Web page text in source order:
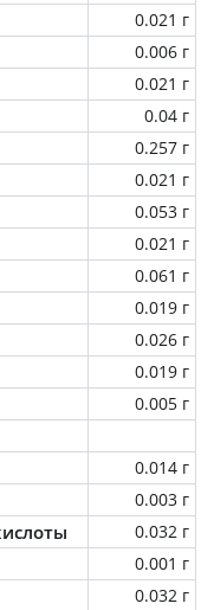
0.021 г
0.006 г
0.021 г
0.04 г
0.257 г
0.021 г
0.053 г
0.021 г
0.061 г
0.019 г
0.026 г
0.019 г
0.005 г
0.014 г
0.003 г
0.032 г
0.001 г
0.032 г